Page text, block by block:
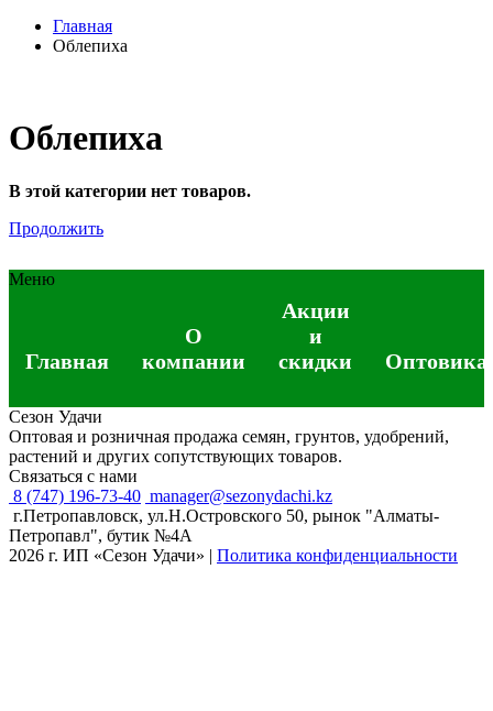
Главная
Облепиха
Облепиха
В этой категории нет товаров.
Продолжить
Меню
Главная
О
компании
Акции
и
скидки
Сезон Удачи
Оптовая и розничная продажа семян, грунтов, удобрений,
растений и других сопутствующих товаров.
Связаться с нами
8 (747) 196-73-40 manager@sezonydachi.kz
г.Петропавловск, ул.Н.Островского 50, рынок "Алматы-
Петропавл", бутик №4A
2026 г. ИП «Сезон Удачи» | Политика конфиденциальности